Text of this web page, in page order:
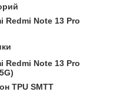
Redmi Note 13 Pro
Redmi Note 13 Pro
TPU SMTT